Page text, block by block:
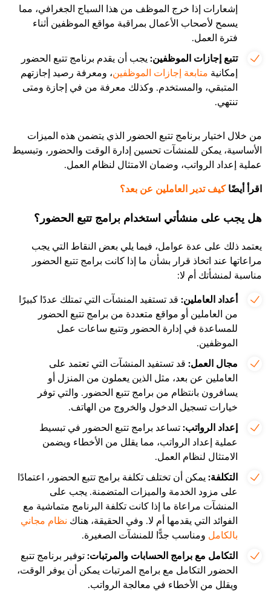
إشعارات إذا خرج الموظف من هذا السياج الجغرافي، مما
يسمح لأصحاب الأعمال بمراقبة مواقع الموظفين أثناء
فترة العمل.
تتبع إجازات الموظفين:يجب أن يقدم برنامج تتبع الحضور
إمكانية متابعة إجازات الموظفين، ومعرفة رصيد إجازتهم
المتبقي، والمستخدم. وكذلك معرفة من في إجازة ومتى
تنتهي.
من خلال اختيار برنامج تتبع الحضور الذي يتضمن هذه الميزات
الأساسية، يمكن للمنشآت تحسين إدارة الوقت والحضور، وتبسيط
عملية إعداد الرواتب، وضمان الامتثال لنظام العمل.
اقرأ أيضًاكيف تدير العاملين عن بعد؟
هل يجب على منشأتي استخدام برامج تتبع الحضور؟
يعتمد ذلك على عدة عوامل، فيما يلي بعض النقاط التي يجب
مراعاتها عند اتخاذ قرار بشأن ما إذا كانت برامج تتبع الحضور
مناسبة لمنشأتك أم لا:
أعداد العاملين: قد تستفيد المنشآت التي تمتلك عددًا كبيرًا
من العاملين أو مواقع متعددة من برامج تتبع الحضور
للمساعدة في إدارة الحضور وتتبع ساعات عمل
الموظفين.
مجال العمل: قد تستفيد المنشآت التي تعتمد على
العاملين عن بعد، مثل الذين يعملون من المنزل أو
يسافرون بانتظام من برامج تتبع الحضور. والتي توفر
خيارات تسجيل الدخول والخروج من الهاتف.
إعداد الرواتب:تساعد برامج تتبع الحضور في تبسيط
عملية إعداد الرواتب، مما يقلل من الأخطاء ويضمن
الامتثال لنظام العمل.
التكلفة:يمكن أن تختلف تكلفة برامج تتبع الحضور، اعتمادًا
على مزود الخدمة والميزات المتضمنة. يجب على
المنشآت مراعاة ما إذا كانت تكلفة البرنامج متماشية مع
الفوائد التي يقدمها أم لا. وفي الحقيقة، هناك نظام مجاني
بالكامل ومناسب جدًّا للمنشآت الصغيرة.
التكامل مع برامج الحسابات والمرتبات:توفير برنامج تتبع
الحضور التكامل مع برامج المرتبات يمكن أن يوفر الوقت،
ويقلل من الأخطاء في معالجة الرواتب.